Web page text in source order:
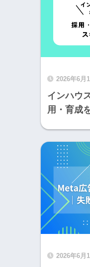
2026年6月
インハウ
用・育成
2026年6月